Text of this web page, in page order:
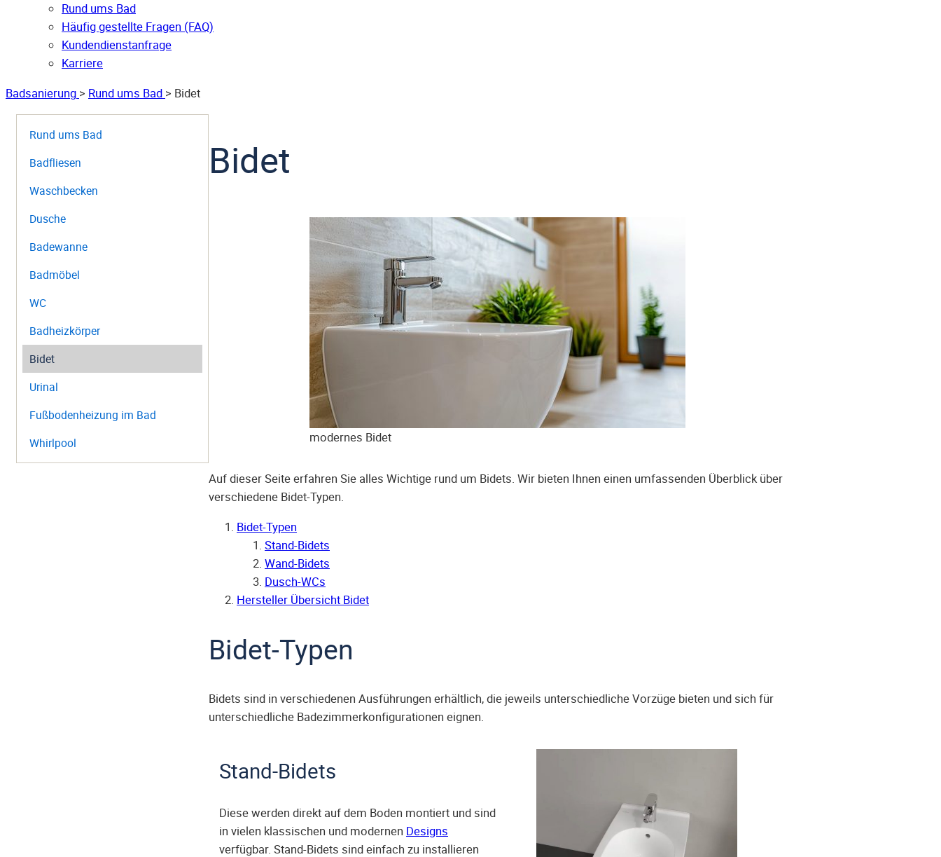
Rund ums Bad
Häufig gestellte Fragen (FAQ)
Kunden­dienst­anfrage
Karriere
Badsanierung > Rund ums Bad > Bidet
Rund ums Bad
Badfliesen
Waschbecken
Dusche
Badewanne
Badmöbel
WC
Badheizkörper
Bidet
Urinal
Fußbodenheizung im Bad
Whirlpool
Bidet
modernes Bidet
Auf dieser Seite erfahren Sie alles Wichtige rund um Bidets. Wir bieten Ihnen einen umfassenden Überblick über
verschiedene Bidet-Typen.
Bidet-Typen
Stand-Bidets
Wand-Bidets
Dusch-WCs
Hersteller Übersicht Bidet
Bidet-Typen
Bidets sind in verschiedenen Ausführungen erhältlich, die jeweils unterschiedliche Vorzüge bieten und sich für
unterschiedliche Badezimmerkonfigurationen eignen.
Stand-Bidets
Diese werden direkt auf dem Boden montiert und sind
in vielen klassischen und modernen Designs
verfügbar. Stand-Bidets sind einfach zu installieren